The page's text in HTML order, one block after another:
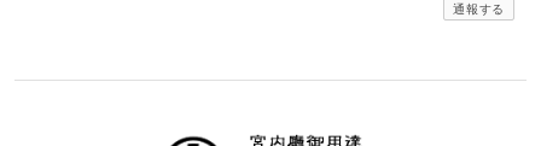
通報する